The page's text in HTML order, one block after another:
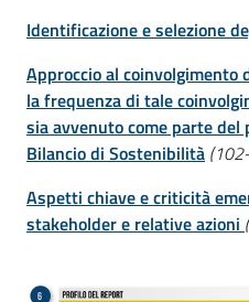
Identificazione e selezione
Approccio al
la frequenza di tale
sia avvenuto come parte del
Bilancio di Sostenibilità
Aspetti chiave e criticità
stakeholder e relative azioni